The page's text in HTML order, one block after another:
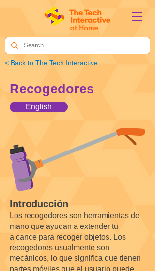
< Back to The Tech Interactive
Recogedores
English
Introducción
Los recogedores son herramientas de
mano que ayudan a extender tu
alcance para recoger objetos. Los
recogedores usualmente son
mecánicos, lo que significa que tienen
partes móviles que el usuario puede